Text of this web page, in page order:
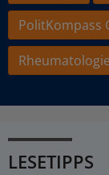
PolitKompass
Rheumatologie
LESETIPPS